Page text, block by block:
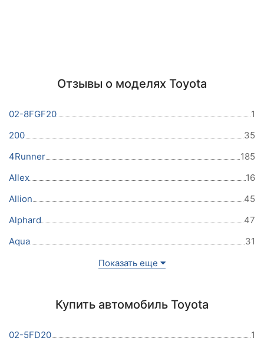
Отзывы о моделях Toyota
02-8FGF20
1
200
35
4Runner
185
Allex
16
Allion
45
Alphard
47
Aqua
31
Показать еще
Купить автомобиль Toyota
02-5FD20
1